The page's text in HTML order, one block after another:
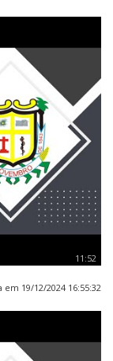
11:52
em 19/12/2024 16:55:32